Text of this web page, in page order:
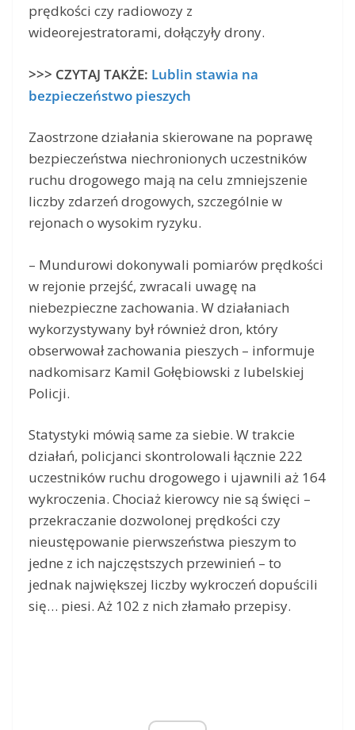
prędkości czy radiowozy z
wideorejestratorami, dołączyły drony.
>>> CZYTAJ TAKŻE: Lublin stawia na
bezpieczeństwo pieszych
Zaostrzone działania skierowane na poprawę
bezpieczeństwa niechronionych uczestników
ruchu drogowego mają na celu zmniejszenie
liczby zdarzeń drogowych, szczególnie w
rejonach o wysokim ryzyku.
– Mundurowi dokonywali pomiarów prędkości
w rejonie przejść, zwracali uwagę na
niebezpieczne zachowania. W działaniach
wykorzystywany był również dron, który
obserwował zachowania pieszych – informuje
nadkomisarz Kamil Gołębiowski z lubelskiej
Policji.
Statystyki mówią same za siebie. W trakcie
działań, policjanci skontrolowali łącznie 222
uczestników ruchu drogowego i ujawnili aż 164
wykroczenia. Chociaż kierowcy nie są święci –
przekraczanie dozwolonej prędkości czy
nieustępowanie pierwszeństwa pieszym to
jedne z ich najczęstszych przewinień – to
jednak największej liczby wykroczeń dopuścili
się… piesi. Aż 102 z nich złamało przepisy.